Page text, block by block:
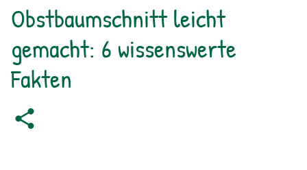
Obstbaumschnitt leicht
gemacht: 6 wissenswerte
Fakten